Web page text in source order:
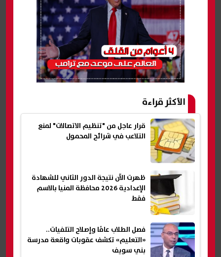
الأكثر قراءة
قرار عاجل من "تنظيم الاتصالات" لمنع
التلاعب في شرائح المحمول
ظهرت الآن نتيجة الدور الثاني للشهادة
الإعدادية 2026 محافظة المنيا بالاسم
فقط
فصل الطلاب عامًا وإصلاح التلفيات..
«التعليم» تكشف عقوبات واقعة مدرسة
بني سويف